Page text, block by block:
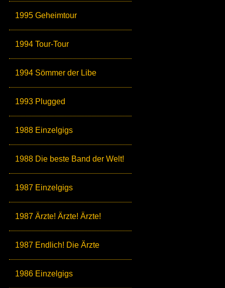
1995 Geheimtour
1994 Tour-Tour
1994 Sömmer der Libe
1993 Plugged
1988 Einzelgigs
1988 Die beste Band der Welt!
1987 Einzelgigs
1987 Ärzte! Ärzte! Ärzte!
1987 Endlich! Die Ärzte
1986 Einzelgigs